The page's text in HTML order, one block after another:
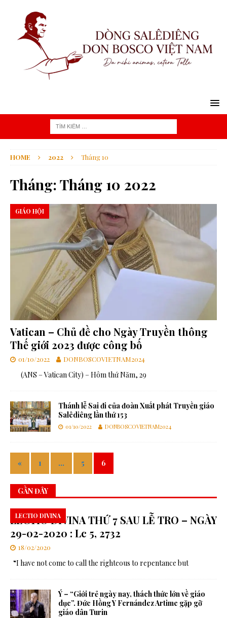
HOME 2022 Tháng 10
Tháng:Tháng 10 2022
GIÁO HỘI
Vatican – Chủ đề cho Ngày Truyền thông
Thế giới 2023 được công bố
01/10/2022 DONBOSCOVIETNAM2024
(ANS – Vatican City) – Hôm thứ Năm, 29
Thánh lễ Sai đi của đoàn Xuất phát Truyền giáo
Salêdiêng lần thứ 153
01/10/2022 DONBOSCOVIETNAM2024
« 1 … 5 6
GẦN ĐÂY
LECTIO DIVINA THỨ 7 SAU LỄ TRO – NGÀY
29-02-2020 : Lc 5, 2732
LECTIO DIVINA
18/02/2020
“I have not come to call the righteous to repentance but
Ý – “Giới trẻ ngày nay, thách thức lớn về giáo
dục”. Đức Hồng Y Fernández Artime gặp gỡ
giáo dân Turin